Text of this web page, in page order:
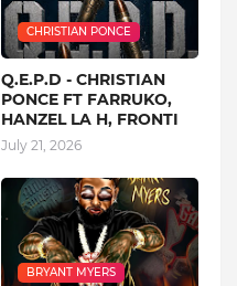
CHRISTIAN PONCE
Q.E.P.D - CHRISTIAN
PONCE FT FARRUKO,
HANZEL LA H, FRONTI
July 21, 2026
BRYANT MYERS